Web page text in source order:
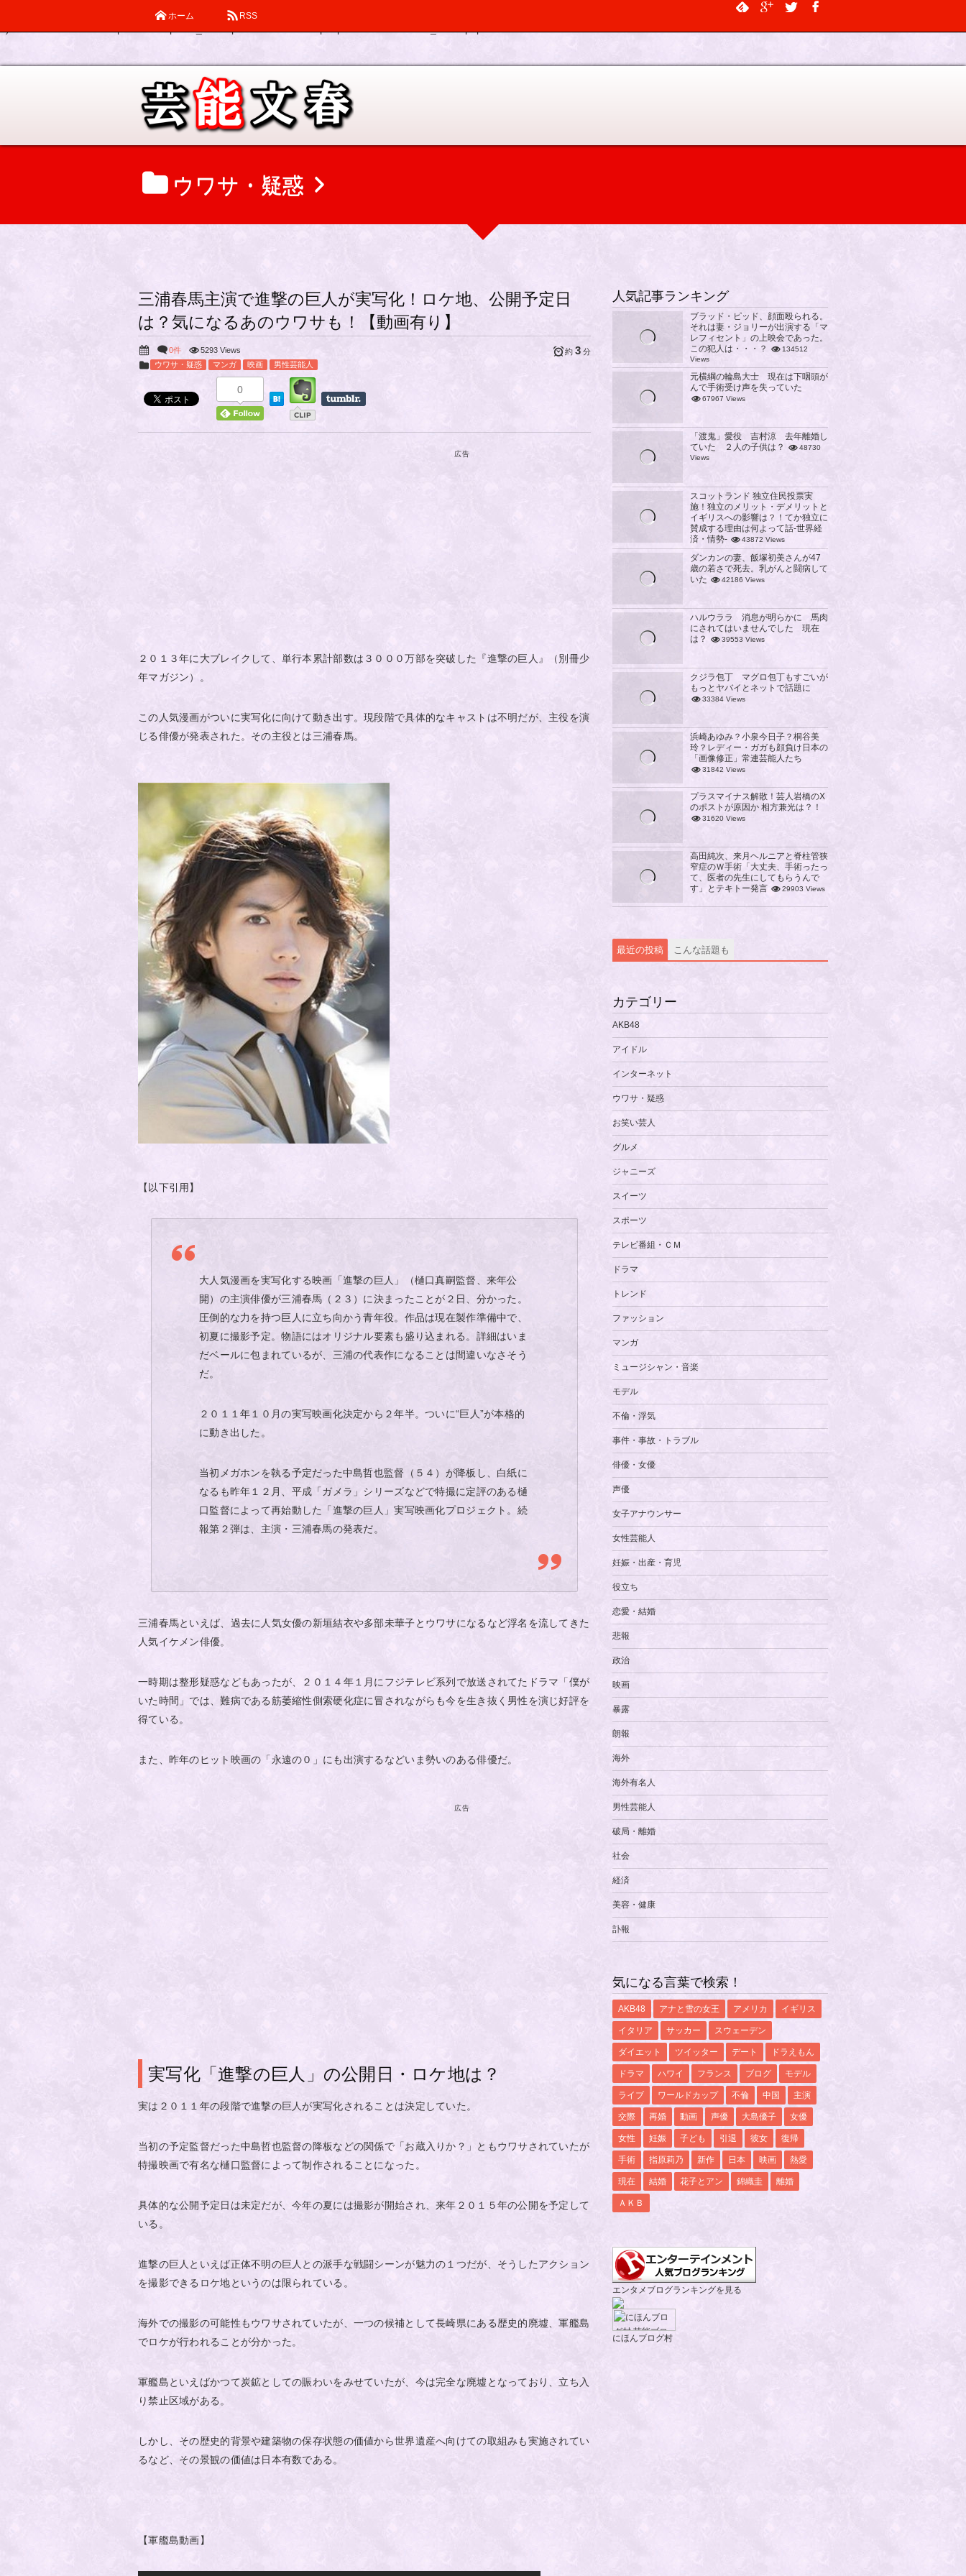
: Declaration of description_walker::start_el(&$output, $item, $depth, $args) should be compatible with Walker_Nav_Menu::start_el(&$output, $data_object, $depth = 0, $args = NULL, $current_object_id =
ホーム RSS
ウワサ・疑惑
三浦春馬主演で進撃の巨人が実写化！ロケ地、公開予定日
は？気になるあのウワサも！【動画有り】
0件 5293 Views 約 3 分
ウワサ・疑惑
マンガ 映画 男性芸能人
0
広告
２０１３年に大ブレイクして、単行本累計部数は３０００万部を突破した『進撃の巨人』（別冊少
年マガジン）。
この人気漫画がついに実写化に向けて動き出す。現段階で具体的なキャストは不明だが、主役を演
じる俳優が発表された。その主役とは三浦春馬。
【以下引用】
大人気漫画を実写化する映画「進撃の巨人」（樋口真嗣監督、来年公
開）の主演俳優が三浦春馬（２３）に決まったことが２日、分かった。
圧倒的な力を持つ巨人に立ち向かう青年役。作品は現在製作準備中で、
初夏に撮影予定。物語にはオリジナル要素も盛り込まれる。詳細はいま
だベールに包まれているが、三浦の代表作になることは間違いなさそう
だ。
２０１１年１０月の実写映画化決定から２年半。ついに“巨人”が本格的
に動き出した。
当初メガホンを執る予定だった中島哲也監督（５４）が降板し、白紙に
なるも昨年１２月、平成「ガメラ」シリーズなどで特撮に定評のある樋
口監督によって再始動した「進撃の巨人」実写映画化プロジェクト。続
報第２弾は、主演・三浦春馬の発表だ。
三浦春馬といえば、過去に人気女優の新垣結衣や多部未華子とウワサになるなど浮名を流してきた
人気イケメン俳優。
一時期は整形疑惑などもあったが、２０１４年１月にフジテレビ系列で放送されてたドラマ「僕が
いた時間」では、難病である筋萎縮性側索硬化症に冒されながらも今を生き抜く男性を演じ好評を
得ている。
また、昨年のヒット映画の「永遠の０」にも出演するなどいま勢いのある俳優だ。
広告
実写化「進撃の巨人」の公開日・ロケ地は？
実は２０１１年の段階で進撃の巨人が実写化されることは決定していた。
当初の予定監督だった中島哲也監督の降板などの関係で「お蔵入りか？」ともウワサされていたが
特撮映画で有名な樋口監督によって制作されることになった。
具体的な公開予定日は未定だが、今年の夏には撮影が開始され、来年２０１５年の公開を予定して
いる。
進撃の巨人といえば正体不明の巨人との派手な戦闘シーンが魅力の１つだが、そうしたアクション
を撮影できるロケ地というのは限られている。
海外での撮影の可能性もウワサされていたが、一つの候補として長崎県にある歴史的廃墟、軍艦島
でロケが行われることが分かった。
軍艦島といえばかつて炭鉱としての賑わいをみせていたが、今は完全な廃墟となっており、立ち入
り禁止区域がある。
しかし、その歴史的背景や建築物の保存状態の価値から世界遺産へ向けての取組みも実施されてい
るなど、その景観の価値は日本有数である。
【軍艦島動画】
人気記事ランキング
ブラッド・ピッド、顔面殴られる。
それは妻・ジョリーが出演する「マ
レフィセント」の上映会であった。
この犯人は・・・？
134512
Views
元横綱の輪島大士 現在は下咽頭が
んで手術受け声を失っていた
67967 Views
「渡鬼」愛役 吉村涼 去年離婚し
ていた ２人の子供は？
48730
Views
スコットランド 独立住民投票実
施！独立のメリット・デメリットと
イギリスへの影響は？！てか独立に
賛成する理由は何よって話-世界経
済・情勢-
43872 Views
ダンカンの妻、飯塚初美さんが47
歳の若さで死去。乳がんと闘病して
いた
42186 Views
ハルウララ 消息が明らかに 馬肉
にされてはいませんでした 現在
は？
39553 Views
クジラ包丁 マグロ包丁もすごいが
もっとヤバイとネットで話題に
33384 Views
浜崎あゆみ？小泉今日子？桐谷美
玲？レディー・ガガも顔負け日本の
「画像修正」常連芸能人たち
31842 Views
プラスマイナス解散！芸人岩橋のX
のポストが原因か 相方兼光は？！
31620 Views
高田純次、来月ヘルニアと脊柱管狭
窄症のＷ手術「大丈夫、手術ったっ
て、医者の先生にしてもらうんで
す」とテキトー発言
29903 Views
最近の投稿 こんな話題も
カテゴリー
AKB48
アイドル
インターネット
ウワサ・疑惑
お笑い芸人
グルメ
ジャニーズ
スイーツ
スポーツ
テレビ番組・ＣＭ
ドラマ
トレンド
ファッション
マンガ
ミュージシャン・音楽
モデル
不倫・浮気
事件・事故・トラブル
俳優・女優
声優
女子アナウンサー
女性芸能人
妊娠・出産・育児
役立ち
恋愛・結婚
悲報
政治
映画
暴露
朗報
海外
海外有名人
男性芸能人
破局・離婚
社会
経済
美容・健康
訃報
気になる言葉で検索！
AKB48 アナと雪の女王 アメリカ イギリス
イタリア サッカー スウェーデン
ダイエット ツイッター デート ドラえもん
ドラマ ハワイ フランス ブログ モデル
ライブ ワールドカップ 不倫 中国 主演
交際 再婚 動画 声優 大島優子 女優
女性 妊娠 子ども 引退 彼女 復帰
手術 指原莉乃 新作 日本 映画 熱愛
現在 結婚 花子とアン 錦織圭 離婚
ＡＫＢ
エンタメブログランキングを見る
にほんブログ村